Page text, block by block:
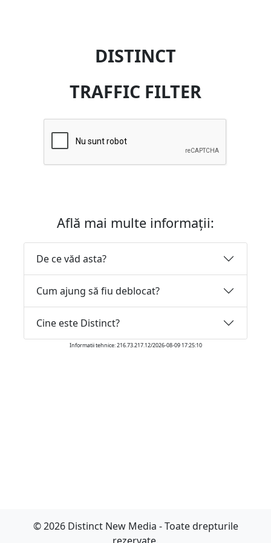
DISTINCT
TRAFFIC FILTER
Află mai multe informații:
De ce văd asta?
Cum ajung să fiu deblocat?
Cine este Distinct?
Informatii tehnice: 216.73.217.12/2026-08-09 17:25:10
© 2026 Distinct New Media - Toate drepturile